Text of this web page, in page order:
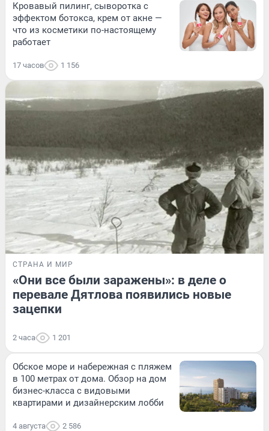
Кровавый пилинг, сыворотка с
эффектом ботокса, крем от акне —
что из косметики по-настоящему
работает
17 часов 1 156
СТРАНА И МИР
«Они все были заражены»: в деле о
перевале Дятлова появились новые
зацепки
2 часа 1 201
Обское море и набережная с пляжем
в 100 метрах от дома. Обзор на дом
бизнес-класса с видовыми
квартирами и дизайнерским лобби
4 августа 2 586